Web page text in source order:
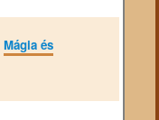
Mágia és